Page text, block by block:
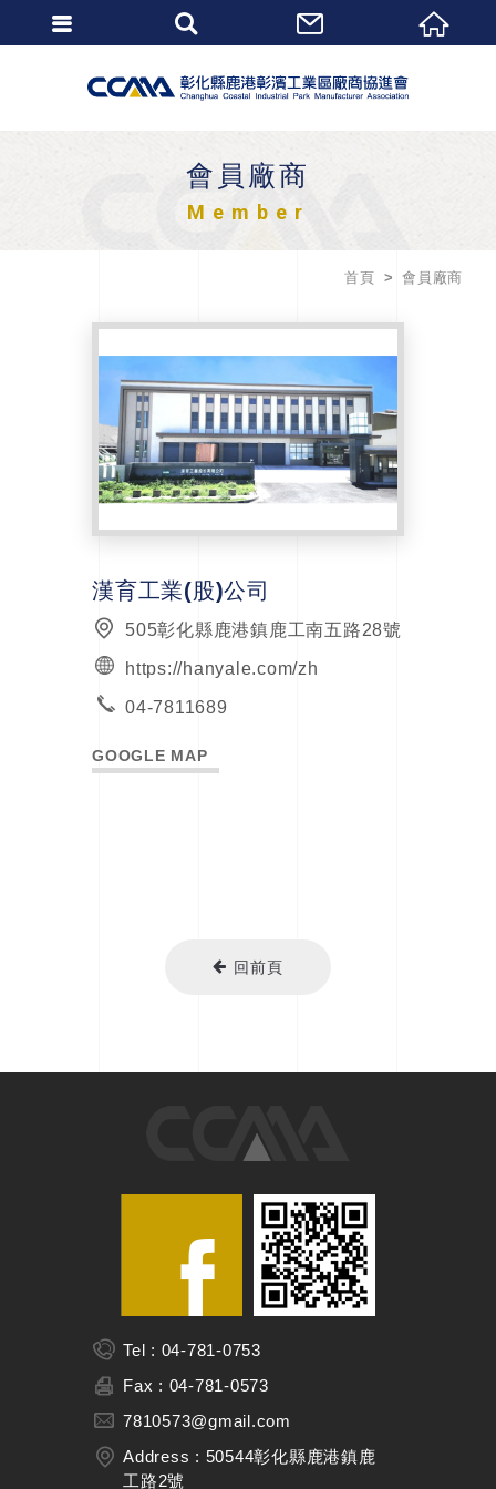
會員廠商
Member
首頁 會員廠商
漢育工業(股)公司
505彰化縣鹿港鎮鹿工南五路28號
https://hanyale.com/zh
04-7811689
GOOGLE MAP
回前頁
Tel : 04-781-0753
Fax : 04-781-0573
7810573@gmail.com
Address : 50544彰化縣鹿港鎮鹿
工路2號